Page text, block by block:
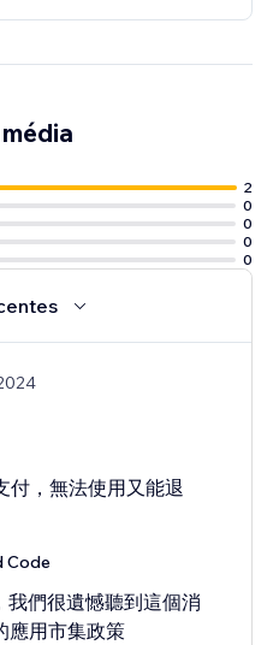
2
0
0
0
0
付，無法使用又能退
Code
們很遺憾聽到這個消
應用市集政策